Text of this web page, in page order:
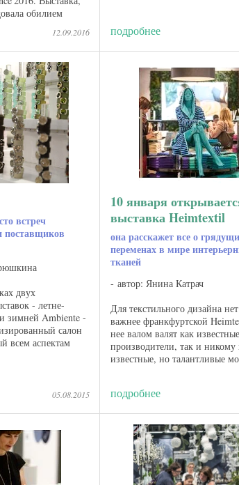
обилием
и
интерьера,
...
12.09.2016 подробнее
встреч
поставщиков
двух
- летне-
зимней Ambiente -
салон
всем аспектам
05.08.2015
10 января
выставка Heimtextil
она расскажет все о
переменах в мире
тканей
автор: Янина Катрач
Для текстильного дизайна
важнее франкфуртской
нее валом валят как известные
производители, так и никому
известные, но талантливые
проекты для дома ...
подробнее